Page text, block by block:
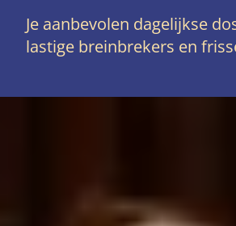
Je aanbevolen dagelijkse
lastige breinbrekers en